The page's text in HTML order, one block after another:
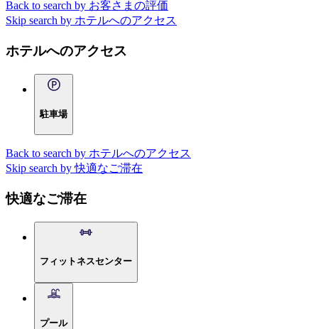
Back to search by お客さまの評価
Skip search by ホテルへのアクセス
ホテルへのアクセス
駐車場
Back to search by ホテルへのアクセス
Skip search by 快適なご滞在
快適なご滞在
フィットネスセンター
プール